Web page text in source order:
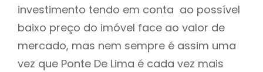
investimento tendo em conta ao possível
baixo preço do imóvel face ao valor de
mercado, mas nem sempre é assim uma
vez que Ponte De Lima é cada vez mais